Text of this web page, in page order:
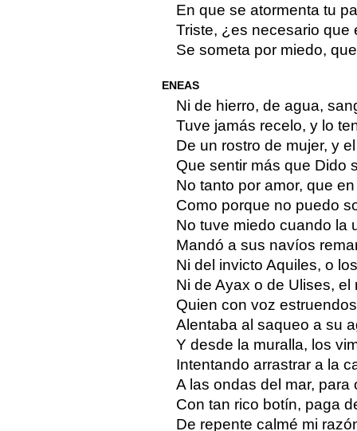
En que se atormenta tu
Triste, ¿es necesario que
Se someta por miedo,
ENEAS
Ni de hierro, de agua,
Tuve jamás recelo, y lo
De un rostro de mujer, y
Que sentir más que Dido
No tanto por amor, que
Como porque no puedo
No tuve miedo cuando la
Mandó a sus navíos
Ni del invicto Aquiles, o
Ni de Ayax o de Ulises,
Quien con voz
Alentaba al saqueo a su
Y desde la muralla, los
Intentando arrastrar a la
A las ondas del mar, para
Con tan rico botín, paga
De repente calmé mi